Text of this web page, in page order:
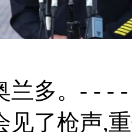
兰多。- - -
见了枪声,